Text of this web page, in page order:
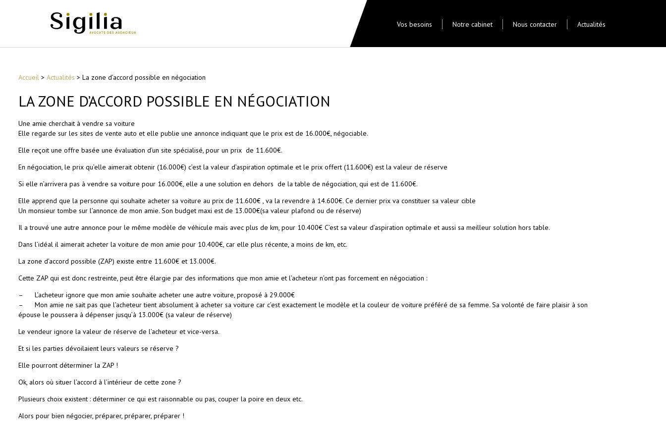
Vos besoins Notre cabinet Nous contacter Actualités
Accueil > Actualités > La zone d’accord possible en négociation
LA ZONE D’ACCORD POSSIBLE EN NÉGOCIATION
Une amie cherchait à vendre sa voiture
Elle regarde sur les sites de vente auto et elle publie une annonce indiquant que le prix est de 16.000€, négociable.
Elle reçoit une offre basée une évaluation d’un site spécialisé, pour un prix de 11.600€.
En négociation, le prix qu’elle aimerait obtenir (16.000€) c’est la valeur d’aspiration optimale et le prix offert (11.600€) est la valeur de réserve
Si elle n’arrivera pas à vendre sa voiture pour 16.000€, elle a une solution en dehors de la table de négociation, qui est de 11.600€.
Elle apprend que la personne qui souhaite acheter sa voiture au prix de 11.600€ , va la revendre à 14.600€. Ce dernier prix va constituer sa valeur cible
Un monsieur tombe sur l’annonce de mon amie. Son budget maxi est de 13.000€(sa valeur plafond ou de réserve)
Il a trouvé une autre annonce pour le même modèle de véhicule mais avec plus de km, pour 10.400€ C’est sa valeur d’aspiration optimale et aussi sa meilleur solution hors table.
Dans l’idéal il aimerait acheter la voiture de mon amie pour 10.400€, car elle plus récente, a moins de km, etc.
La zone d’accord possible (ZAP) existe entre 11.600€ et 13.000€.
Cette ZAP qui est donc restreinte, peut être élargie par des informations que mon amie et l’acheteur n’ont pas forcement en négociation :
– L’acheteur ignore que mon amie souhaite acheter une autre voiture, proposé à 29.000€
– Mon amie ne sait pas que l’acheteur tient absolument à acheter sa voiture car c’est exactement le modèle et la couleur de voiture préféré de sa femme. Sa volonté de faire plaisir à son
épouse le poussera à dépenser jusqu’à 13.000€ (sa valeur de réserve)
Le vendeur ignore la valeur de réserve de l’acheteur et vice-versa.
Et si les parties dévoilaient leurs valeurs se réserve ?
Elle pourront déterminer la ZAP !
Ok, alors où situer l’accord à l’intérieur de cette zone ?
Plusieurs choix existent : déterminer ce qui est raisonnable ou pas, couper la poire en deux etc.
Alors pour bien négocier, préparer, préparer, préparer !